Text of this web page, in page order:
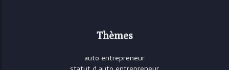
Thèmes
auto entrepreneur